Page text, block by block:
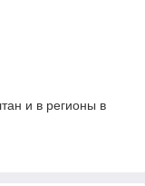
и в регионы в